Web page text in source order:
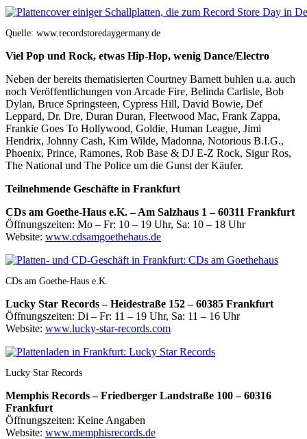
Quelle: www.recordstoredaygermany.de
Viel Pop und Rock, etwas Hip-Hop, wenig Dance/Electro
Neben der bereits thematisierten Courtney Barnett buhlen u.a. auch
noch Veröffentlichungen von Arcade Fire, Belinda Carlisle, Bob
Dylan, Bruce Springsteen, Cypress Hill, David Bowie, Def
Leppard, Dr. Dre, Duran Duran, Fleetwood Mac, Frank Zappa,
Frankie Goes To Hollywood, Goldie, Human League, Jimi
Hendrix, Johnny Cash, Kim Wilde, Madonna, Notorious B.I.G.,
Phoenix, Prince, Ramones, Rob Base & DJ E-Z Rock, Sigur Ros,
The National und The Police um die Gunst der Käufer.
Teilnehmende Geschäfte in Frankfurt
CDs am Goethe-Haus e.K. – Am Salzhaus 1 – 60311 Frankfurt
Öffnungszeiten: Mo – Fr: 10 – 19 Uhr, Sa: 10 – 18 Uhr
Website: www.cdsamgoethehaus.de
CDs am Goethe-Haus e.K.
Lucky Star Records – Heidestraße 152 – 60385 Frankfurt
Öffnungszeiten: Di – Fr: 11 – 19 Uhr, Sa: 11 – 16 Uhr
Website: www.lucky-star-records.com
Lucky Star Records
Memphis Records – Friedberger Landstraße 100 – 60316
Frankfurt
Öffnungszeiten: Keine Angaben
Website: www.memphisrecords.de